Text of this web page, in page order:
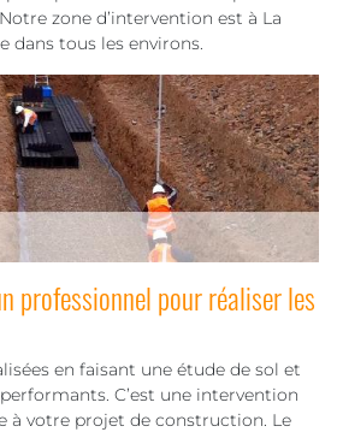
zone d’intervention est à La
dans tous les environs.
professionnel pour réaliser les
en faisant une étude de sol et
C’est une intervention
à votre projet de construction. Le